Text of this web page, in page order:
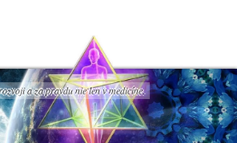
a za pravdu nie len v medicíne.